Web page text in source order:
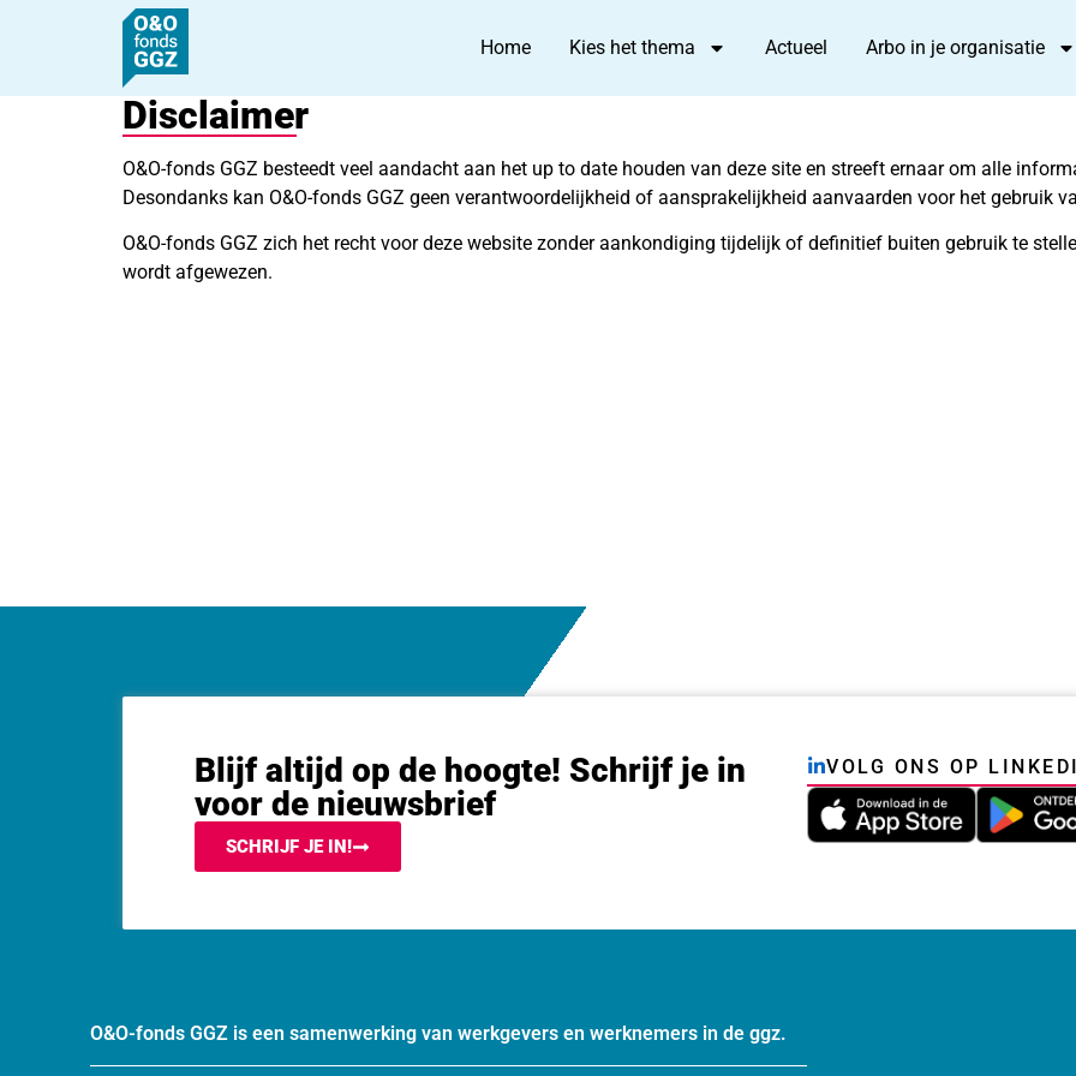
Home Kies het thema Actueel Arbo in je organisatie
Disclaimer
O&O-fonds GGZ besteedt veel aandacht aan het up to date houden van deze site en streeft ernaar om alle
Desondanks kan O&O-fonds GGZ geen verantwoordelijkheid of aansprakelijkheid aanvaarden voor het gebruik
O&O-fonds GGZ zich het recht voor deze website zonder aankondiging tijdelijk of definitief buiten gebruik te
wordt afgewezen.
Blijf altijd op de hoogte! Schrijf je in
voor de nieuwsbrief
SCHRIJF JE IN!
VOLG ONS OP
O&O-fonds GGZ is een samenwerking van werkgevers en werknemers in de ggz.